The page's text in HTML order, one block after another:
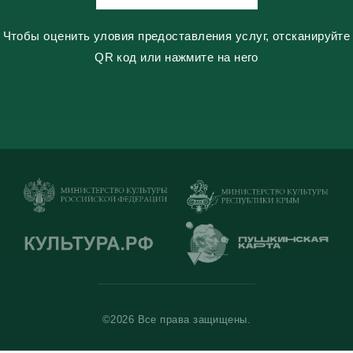
Чтобы оценить уловия предоставления услуг, отсканируйте
QR код или нажмите на него
©2026 Все права защищены.